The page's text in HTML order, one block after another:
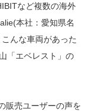
など複数の海外
本社：愛知県名
んな車両があった
「エベレスト」の
販売ユーザーの声を